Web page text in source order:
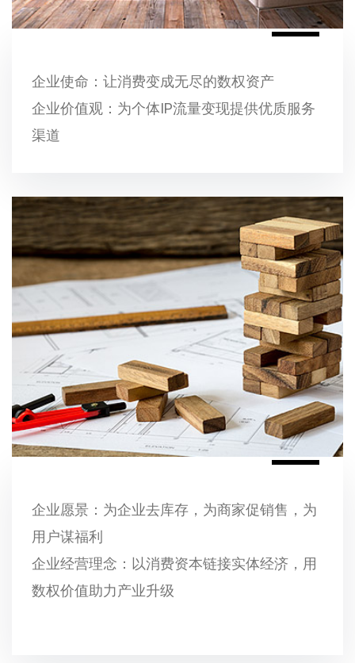
企业使命：让消费变成无尽的数权资产
企业价值观：为个体IP流量变现提供优质服务
渠道
企业愿景：为企业去库存，为商家促销售，为
用户谋福利
企业经营理念：以消费资本链接实体经济，用
数权价值助力产业升级